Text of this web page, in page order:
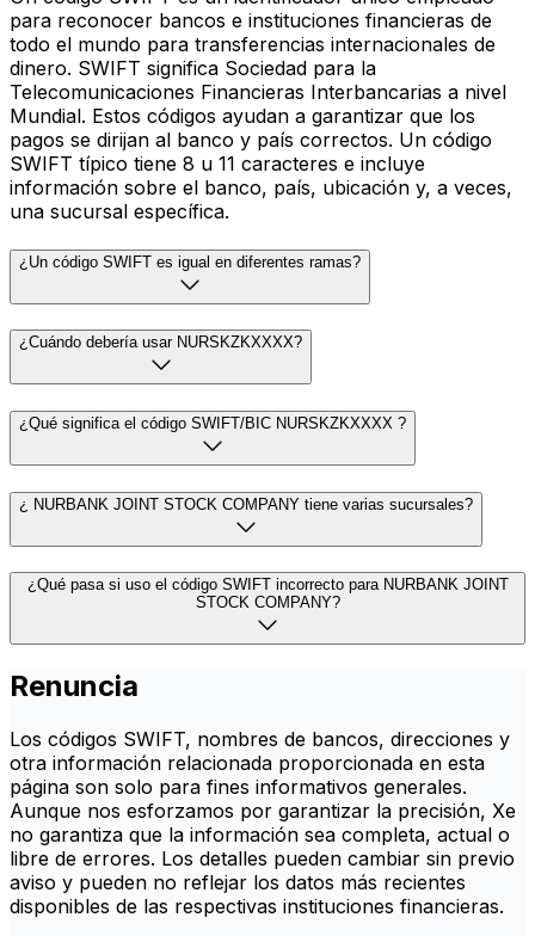
para reconocer bancos e instituciones financieras de
todo el mundo para transferencias internacionales de
dinero. SWIFT significa Sociedad para la
Telecomunicaciones Financieras Interbancarias a nivel
Mundial. Estos códigos ayudan a garantizar que los
pagos se dirijan al banco y país correctos. Un código
SWIFT típico tiene 8 u 11 caracteres e incluye
información sobre el banco, país, ubicación y, a veces,
una sucursal específica.
¿Un código SWIFT es igual en diferentes ramas?
¿Cuándo debería usar NURSKZKXXXX?
¿Qué significa el código SWIFT/BIC NURSKZKXXXX ?
¿ NURBANK JOINT STOCK COMPANY tiene varias sucursales?
¿Qué pasa si uso el código SWIFT incorrecto para NURBANK JOINT
STOCK COMPANY?
Renuncia
Los códigos SWIFT, nombres de bancos, direcciones y
otra información relacionada proporcionada en esta
página son solo para fines informativos generales.
Aunque nos esforzamos por garantizar la precisión, Xe
no garantiza que la información sea completa, actual o
libre de errores. Los detalles pueden cambiar sin previo
aviso y pueden no reflejar los datos más recientes
disponibles de las respectivas instituciones financieras.